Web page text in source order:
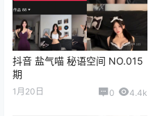
抖音 盐气喵 秘语空间 NO.015
期
1月20日 0 4.4k